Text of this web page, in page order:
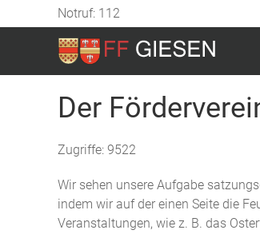
Notruf: 112
Der
Zugriffe: 9522
Wir sehen unsere Aufgabe
indem wir auf der einen Seite die
Veranstaltungen, wie z. B. das